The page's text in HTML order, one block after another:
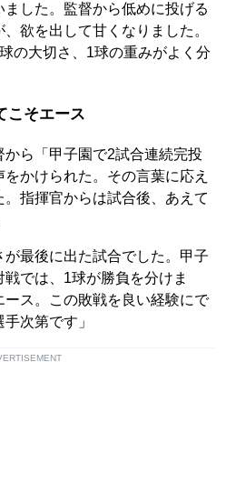
ました。監督から低めに投げる
欲を出して甘くなりました。
の大切さ、1球の重みがよく分
こそエース
ら「甲子園で2試合連続完投
かけられた。その言葉に応え
指揮官からは試合後、あえて
が最後に出た試合でした。甲子
では、1球が勝負を分けま
ス。この敗戦を良い経験にで
次第です」